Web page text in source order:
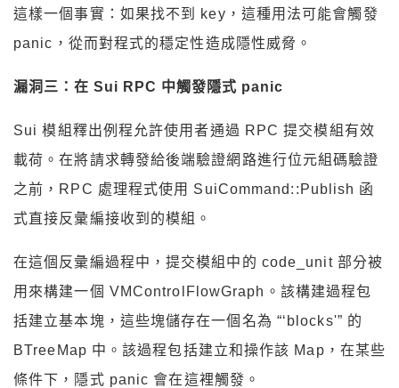
這樣一個事實：如果找不到 key，這種用法可能會觸發
panic，從而對程式的穩定性造成隱性威脅。
漏洞三：在 Sui RPC 中觸發隱式 panic
Sui 模組釋出例程允許使用者通過 RPC 提交模組有效
載荷。在將請求轉發給後端驗證網路進行位元組碼驗證
之前，RPC 處理程式使用 SuiCommand::Publish 函
式直接反彙編接收到的模組。
在這個反彙編過程中，提交模組中的 code_unit 部分被
用來構建一個 VMControlFlowGraph。該構建過程包
括建立基本塊，這些塊儲存在一個名為 “‘blocks'” 的
BTreeMap 中。該過程包括建立和操作該 Map，在某些
條件下，隱式 panic 會在這裡觸發。